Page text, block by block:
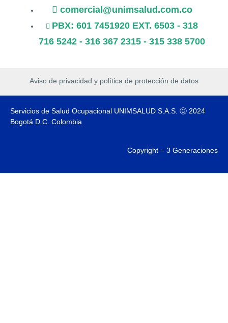
comercial@unimsalud.com.co
PBX: 601 7451920 EXT. 6503 - 318
716 5242 - 316 367 2315 - 315 338 5700
Aviso de privacidad y política de protección de datos
Servicios de Salud Ocupacional UNIMSALUD S.A.S. Ⓒ 2024
Bogotá D.C. Colombia
Copyright – 3 Generaciones